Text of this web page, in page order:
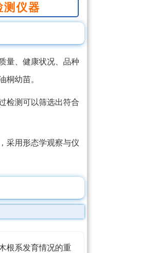
测仪器
量、健康状况、品种
桐幼苗。
检测可以筛选出符合
采用形态学观察与仪
根系发育情况的重